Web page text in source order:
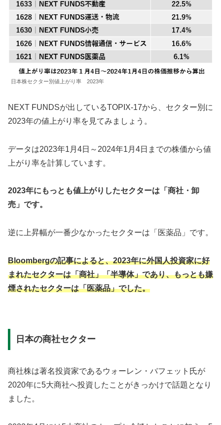
日本株セクター別値上がり率 2023年
NEXT FUNDSが出しているTOPIX-17から、セクター別に
2023年の値上がり率を見てみましょう。
データは2023年1月4日～2024年1月4日までの株価から値
上がり率を計算しています。
2023年にもっとも値上がりしたセクターは「商社・卸
売」です。
逆に上昇幅が一番少なかったセクターは「医薬品」です。
Bloombergの記事によると、2023年に外国人投資家に好
まれたセクターは「商社」「半導体」であり、もっとも嫌
煙されたセクターは「医薬品」でした。
日本の商社セクター
商社株は著名投資家であるウォーレン・バフェット氏が
2020年に5大商社へ投資したことがきっかけで話題となり
ました。